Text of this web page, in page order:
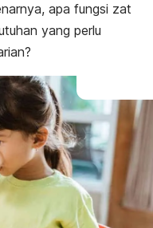
apa fungsi zat
yang perlu